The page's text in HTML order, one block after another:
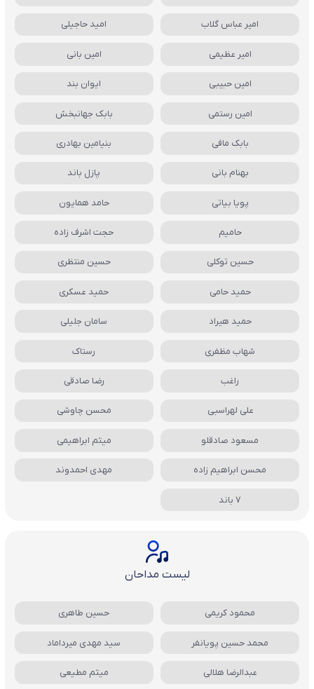
امیر عباس گلاب امید حاجیلی
امیر عظیمی امین بانی
امین حبیبی ایوان بند
امین رستمی بابک جهانبخش
بابک مافی بنیامین بهادری
بهنام بانی پازل باند
پویا بیاتی حامد همایون
حامیم حجت اشرف زاده
حسین توکلی حسین منتظری
حمید حامی حمید عسکری
حمید هیراد سامان جلیلی
شهاب مظفری رستاک
راغب رضا صادقی
علی لهراسبی محسن چاوشی
مسعود صادقلو میثم ابراهیمی
محسن ابراهیم زاده مهدی احمدوند
7 باند
لیست مداحان
محمود کریمی حسین طاهری
محمد حسین پویانفر سید مهدی میرداماد
عبدالرضا هلالی میثم مطیعی